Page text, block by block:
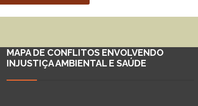
MAPA DE CONFLITOS ENVOLVENDO
INJUSTIÇA AMBIENTAL E SAÚDE